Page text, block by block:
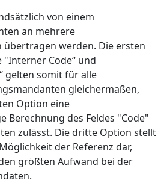
von einem
an mehrere
übertragen werden. Die ersten
Code“ und
gelten somit für alle
gleichermaßen,
Option eine
Berechnung des Feldes "Code"
zulässt. Die dritte Option stellt
der Referenz dar,
größten Aufwand bei der